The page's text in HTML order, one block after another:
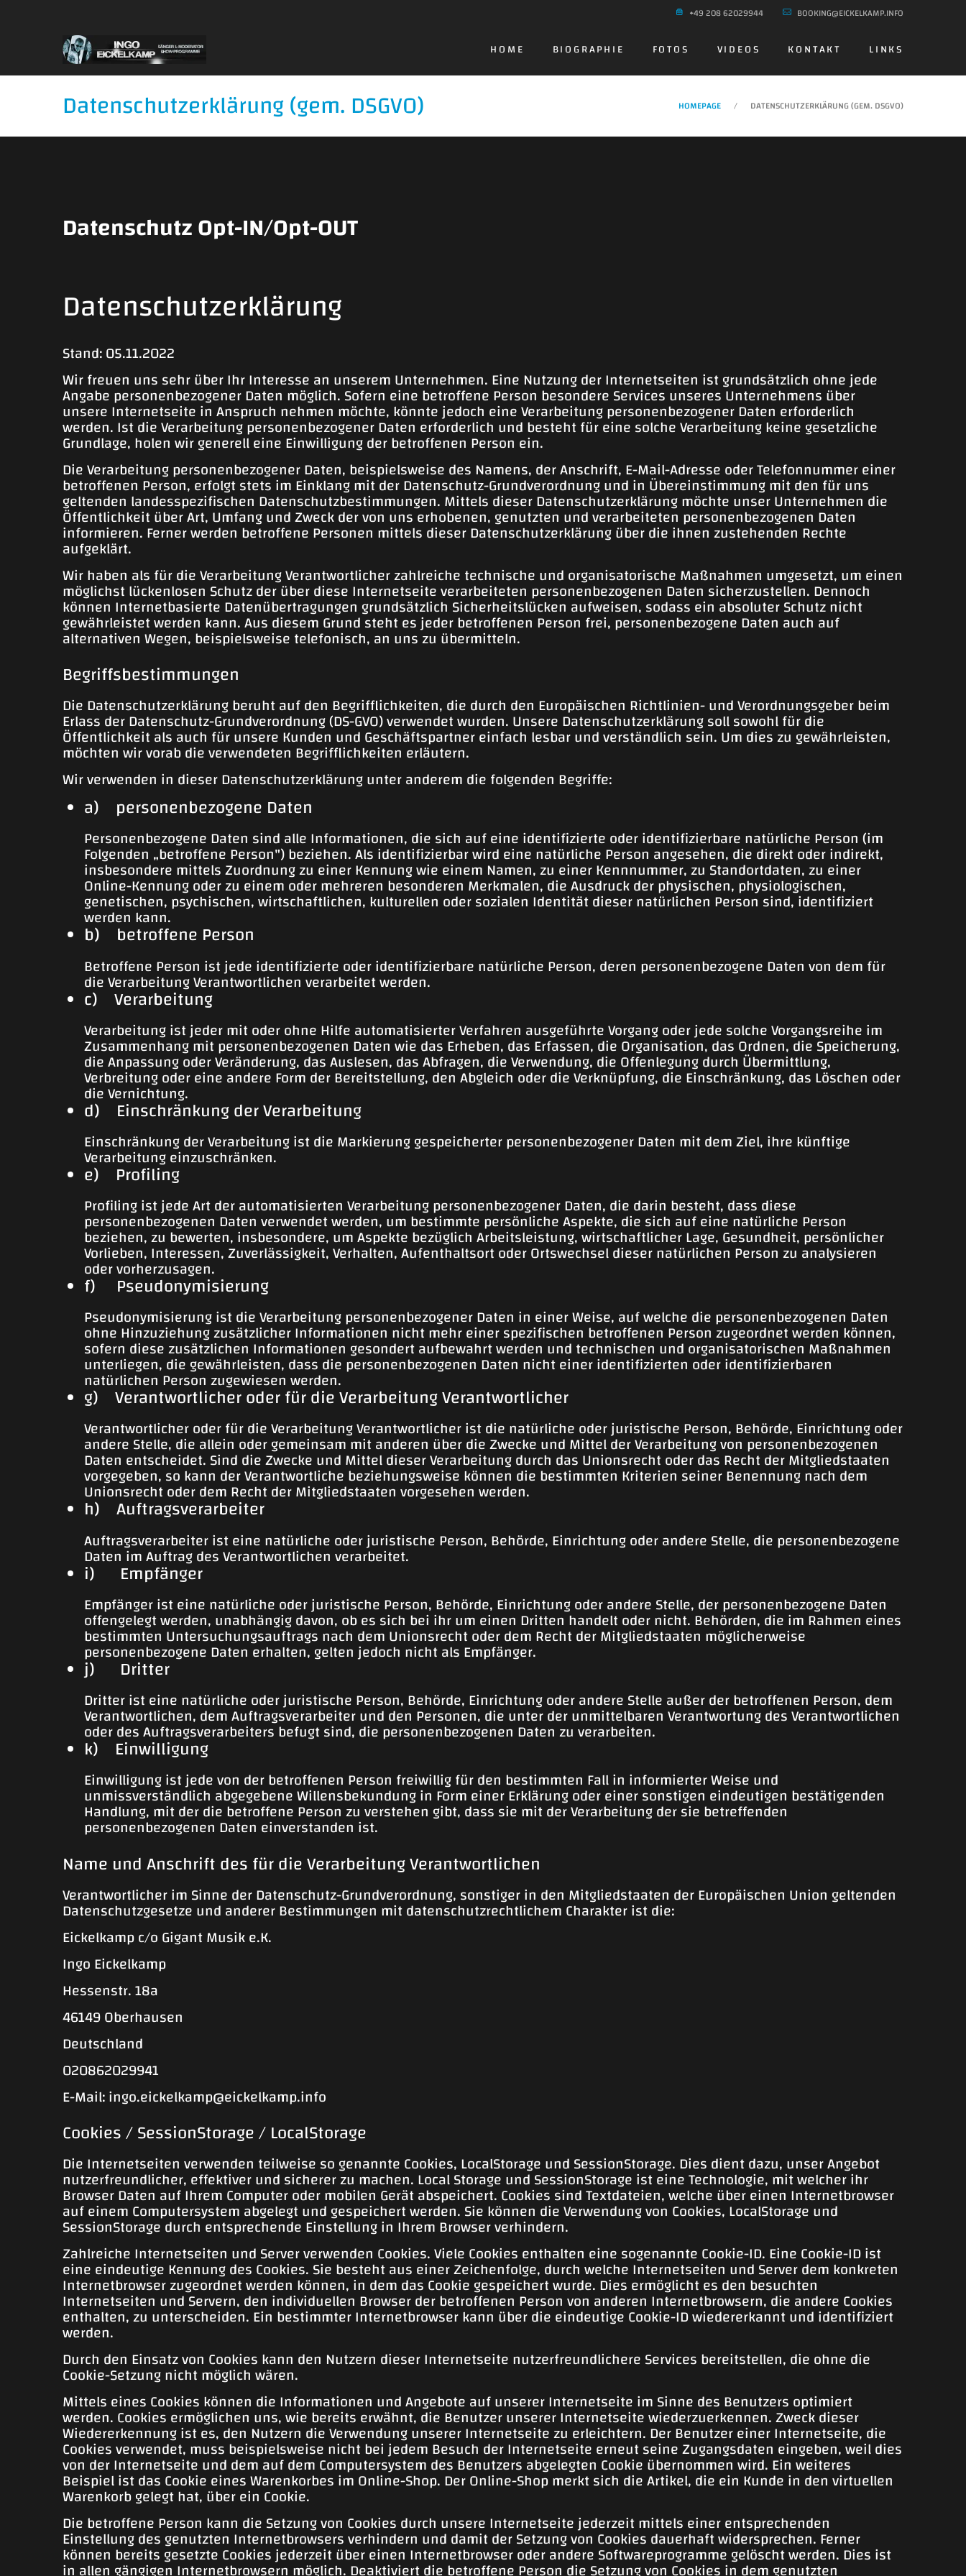
+49 208 62029944 BOOKING@EICKELKAMP.INFO
HOME BIOGRAPHIE FOTOS VIDEOS KONTAKT LINKS
Datenschutzerklärung (gem. DSGVO) HOMEPAGE DATENSCHUTZERKLÄRUNG (GEM. DSGVO)
Datenschutz Opt-IN/Opt-OUT
Datenschutzerklärung
Stand: 05.11.2022
Wir freuen uns sehr über Ihr Interesse an unserem Unternehmen. Eine Nutzung der Internetseiten ist grundsätzlich ohne jede
Angabe personenbezogener Daten möglich. Sofern eine betroffene Person besondere Services unseres Unternehmens über
unsere Internetseite in Anspruch nehmen möchte, könnte jedoch eine Verarbeitung personenbezogener Daten erforderlich
werden. Ist die Verarbeitung personenbezogener Daten erforderlich und besteht für eine solche Verarbeitung keine gesetzliche
Grundlage, holen wir generell eine Einwilligung der betroffenen Person ein.
Die Verarbeitung personenbezogener Daten, beispielsweise des Namens, der Anschrift, E-Mail-Adresse oder Telefonnummer einer
betroffenen Person, erfolgt stets im Einklang mit der Datenschutz-Grundverordnung und in Übereinstimmung mit den für uns
geltenden landesspezifischen Datenschutzbestimmungen. Mittels dieser Datenschutzerklärung möchte unser Unternehmen die
Öffentlichkeit über Art, Umfang und Zweck der von uns erhobenen, genutzten und verarbeiteten personenbezogenen Daten
informieren. Ferner werden betroffene Personen mittels dieser Datenschutzerklärung über die ihnen zustehenden Rechte
aufgeklärt.
Wir haben als für die Verarbeitung Verantwortlicher zahlreiche technische und organisatorische Maßnahmen umgesetzt, um einen
möglichst lückenlosen Schutz der über diese Internetseite verarbeiteten personenbezogenen Daten sicherzustellen. Dennoch
können Internetbasierte Datenübertragungen grundsätzlich Sicherheitslücken aufweisen, sodass ein absoluter Schutz nicht
gewährleistet werden kann. Aus diesem Grund steht es jeder betroffenen Person frei, personenbezogene Daten auch auf
alternativen Wegen, beispielsweise telefonisch, an uns zu übermitteln.
Begriffsbestimmungen
Die Datenschutzerklärung beruht auf den Begrifflichkeiten, die durch den Europäischen Richtlinien- und Verordnungsgeber beim
Erlass der Datenschutz-Grundverordnung (DS-GVO) verwendet wurden. Unsere Datenschutzerklärung soll sowohl für die
Öffentlichkeit als auch für unsere Kunden und Geschäftspartner einfach lesbar und verständlich sein. Um dies zu gewährleisten,
möchten wir vorab die verwendeten Begrifflichkeiten erläutern.
Wir verwenden in dieser Datenschutzerklärung unter anderem die folgenden Begriffe:
a) personenbezogene Daten
Personenbezogene Daten sind alle Informationen, die sich auf eine identifizierte oder identifizierbare natürliche Person (im
Folgenden „betroffene Person") beziehen. Als identifizierbar wird eine natürliche Person angesehen, die direkt oder indirekt,
insbesondere mittels Zuordnung zu einer Kennung wie einem Namen, zu einer Kennnummer, zu Standortdaten, zu einer
Online-Kennung oder zu einem oder mehreren besonderen Merkmalen, die Ausdruck der physischen, physiologischen,
genetischen, psychischen, wirtschaftlichen, kulturellen oder sozialen Identität dieser natürlichen Person sind, identifiziert
werden kann.
b) betroffene Person
Betroffene Person ist jede identifizierte oder identifizierbare natürliche Person, deren personenbezogene Daten von dem für
die Verarbeitung Verantwortlichen verarbeitet werden.
c) Verarbeitung
Verarbeitung ist jeder mit oder ohne Hilfe automatisierter Verfahren ausgeführte Vorgang oder jede solche Vorgangsreihe im
Zusammenhang mit personenbezogenen Daten wie das Erheben, das Erfassen, die Organisation, das Ordnen, die Speicherung,
die Anpassung oder Veränderung, das Auslesen, das Abfragen, die Verwendung, die Offenlegung durch Übermittlung,
Verbreitung oder eine andere Form der Bereitstellung, den Abgleich oder die Verknüpfung, die Einschränkung, das Löschen oder
die Vernichtung.
d) Einschränkung der Verarbeitung
Einschränkung der Verarbeitung ist die Markierung gespeicherter personenbezogener Daten mit dem Ziel, ihre künftige
Verarbeitung einzuschränken.
e) Profiling
Profiling ist jede Art der automatisierten Verarbeitung personenbezogener Daten, die darin besteht, dass diese
personenbezogenen Daten verwendet werden, um bestimmte persönliche Aspekte, die sich auf eine natürliche Person
beziehen, zu bewerten, insbesondere, um Aspekte bezüglich Arbeitsleistung, wirtschaftlicher Lage, Gesundheit, persönlicher
Vorlieben, Interessen, Zuverlässigkeit, Verhalten, Aufenthaltsort oder Ortswechsel dieser natürlichen Person zu analysieren
oder vorherzusagen.
f) Pseudonymisierung
Pseudonymisierung ist die Verarbeitung personenbezogener Daten in einer Weise, auf welche die personenbezogenen Daten
ohne Hinzuziehung zusätzlicher Informationen nicht mehr einer spezifischen betroffenen Person zugeordnet werden können,
sofern diese zusätzlichen Informationen gesondert aufbewahrt werden und technischen und organisatorischen Maßnahmen
unterliegen, die gewährleisten, dass die personenbezogenen Daten nicht einer identifizierten oder identifizierbaren
natürlichen Person zugewiesen werden.
g) Verantwortlicher oder für die Verarbeitung Verantwortlicher
Verantwortlicher oder für die Verarbeitung Verantwortlicher ist die natürliche oder juristische Person, Behörde, Einrichtung oder
andere Stelle, die allein oder gemeinsam mit anderen über die Zwecke und Mittel der Verarbeitung von personenbezogenen
Daten entscheidet. Sind die Zwecke und Mittel dieser Verarbeitung durch das Unionsrecht oder das Recht der Mitgliedstaaten
vorgegeben, so kann der Verantwortliche beziehungsweise können die bestimmten Kriterien seiner Benennung nach dem
Unionsrecht oder dem Recht der Mitgliedstaaten vorgesehen werden.
h) Auftragsverarbeiter
Auftragsverarbeiter ist eine natürliche oder juristische Person, Behörde, Einrichtung oder andere Stelle, die personenbezogene
Daten im Auftrag des Verantwortlichen verarbeitet.
i) Empfänger
Empfänger ist eine natürliche oder juristische Person, Behörde, Einrichtung oder andere Stelle, der personenbezogene Daten
offengelegt werden, unabhängig davon, ob es sich bei ihr um einen Dritten handelt oder nicht. Behörden, die im Rahmen eines
bestimmten Untersuchungsauftrags nach dem Unionsrecht oder dem Recht der Mitgliedstaaten möglicherweise
personenbezogene Daten erhalten, gelten jedoch nicht als Empfänger.
j) Dritter
Dritter ist eine natürliche oder juristische Person, Behörde, Einrichtung oder andere Stelle außer der betroffenen Person, dem
Verantwortlichen, dem Auftragsverarbeiter und den Personen, die unter der unmittelbaren Verantwortung des Verantwortlichen
oder des Auftragsverarbeiters befugt sind, die personenbezogenen Daten zu verarbeiten.
k) Einwilligung
Einwilligung ist jede von der betroffenen Person freiwillig für den bestimmten Fall in informierter Weise und
unmissverständlich abgegebene Willensbekundung in Form einer Erklärung oder einer sonstigen eindeutigen bestätigenden
Handlung, mit der die betroffene Person zu verstehen gibt, dass sie mit der Verarbeitung der sie betreffenden
personenbezogenen Daten einverstanden ist.
Name und Anschrift des für die Verarbeitung Verantwortlichen
Verantwortlicher im Sinne der Datenschutz-Grundverordnung, sonstiger in den Mitgliedstaaten der Europäischen Union geltenden
Datenschutzgesetze und anderer Bestimmungen mit datenschutzrechtlichem Charakter ist die:
Eickelkamp c/o Gigant Musik e.K.
Ingo Eickelkamp
Hessenstr. 18a
46149 Oberhausen
Deutschland
020862029941
E-Mail:ingo.eickelkamp@eickelkamp.info
Cookies / SessionStorage / LocalStorage
Die Internetseiten verwenden teilweise so genannte Cookies, LocalStorage und SessionStorage. Dies dient dazu, unser Angebot
nutzerfreundlicher, effektiver und sicherer zu machen. Local Storage und SessionStorage ist eine Technologie, mit welcher ihr
Browser Daten auf Ihrem Computer oder mobilen Gerät abspeichert. Cookies sind Textdateien, welche über einen Internetbrowser
auf einem Computersystem abgelegt und gespeichert werden. Sie können die Verwendung von Cookies, LocalStorage und
SessionStorage durch entsprechende Einstellung in Ihrem Browser verhindern.
Zahlreiche Internetseiten und Server verwenden Cookies. Viele Cookies enthalten eine sogenannte Cookie-ID. Eine Cookie-ID ist
eine eindeutige Kennung des Cookies. Sie besteht aus einer Zeichenfolge, durch welche Internetseiten und Server dem konkreten
Internetbrowser zugeordnet werden können, in dem das Cookie gespeichert wurde. Dies ermöglicht es den besuchten
Internetseiten und Servern, den individuellen Browser der betroffenen Person von anderen Internetbrowsern, die andere Cookies
enthalten, zu unterscheiden. Ein bestimmter Internetbrowser kann über die eindeutige Cookie-ID wiedererkannt und identifiziert
werden.
Durch den Einsatz von Cookies kann den Nutzern dieser Internetseite nutzerfreundlichere Services bereitstellen, die ohne die
Cookie-Setzung nicht möglich wären.
Mittels eines Cookies können die Informationen und Angebote auf unserer Internetseite im Sinne des Benutzers optimiert
werden. Cookies ermöglichen uns, wie bereits erwähnt, die Benutzer unserer Internetseite wiederzuerkennen. Zweck dieser
Wiedererkennung ist es, den Nutzern die Verwendung unserer Internetseite zu erleichtern. Der Benutzer einer Internetseite, die
Cookies verwendet, muss beispielsweise nicht bei jedem Besuch der Internetseite erneut seine Zugangsdaten eingeben, weil dies
von der Internetseite und dem auf dem Computersystem des Benutzers abgelegten Cookie übernommen wird. Ein weiteres
Beispiel ist das Cookie eines Warenkorbes im Online-Shop. Der Online-Shop merkt sich die Artikel, die ein Kunde in den virtuellen
Warenkorb gelegt hat, über ein Cookie.
Die betroffene Person kann die Setzung von Cookies durch unsere Internetseite jederzeit mittels einer entsprechenden
Einstellung des genutzten Internetbrowsers verhindern und damit der Setzung von Cookies dauerhaft widersprechen. Ferner
können bereits gesetzte Cookies jederzeit über einen Internetbrowser oder andere Softwareprogramme gelöscht werden. Dies ist